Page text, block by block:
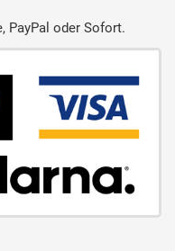
PayPal oder Sofort.